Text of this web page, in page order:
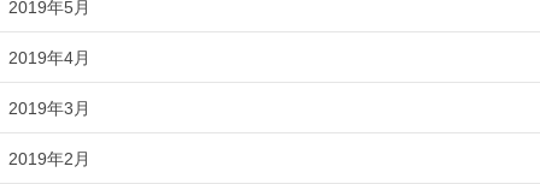
2019年5月
2019年4月
2019年3月
2019年2月